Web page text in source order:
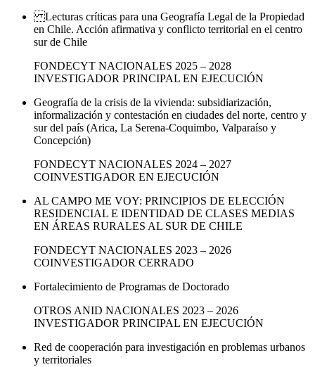
Lecturas críticas para una Geografía Legal de la Propiedad
en Chile. Acción afirmativa y conflicto territorial en el centro
sur de Chile
FONDECYT NACIONALES 2025 – 2028
INVESTIGADOR PRINCIPAL EN EJECUCIÓN
Geografía de la crisis de la vivienda: subsidiarización,
informalización y contestación en ciudades del norte, centro y
sur del país (Arica, La Serena-Coquimbo, Valparaíso y
Concepción)
FONDECYT NACIONALES 2024 – 2027
COINVESTIGADOR EN EJECUCIÓN
AL CAMPO ME VOY: PRINCIPIOS DE ELECCIÓN
RESIDENCIAL E IDENTIDAD DE CLASES MEDIAS
EN ÁREAS RURALES AL SUR DE CHILE
FONDECYT NACIONALES 2023 – 2026
COINVESTIGADOR CERRADO
Fortalecimiento de Programas de Doctorado
OTROS ANID NACIONALES 2023 – 2026
INVESTIGADOR PRINCIPAL EN EJECUCIÓN
Red de cooperación para investigación en problemas urbanos
y territoriales